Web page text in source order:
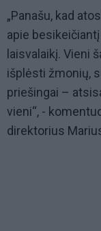
„Panašu, kad
apie
laisvalaikį. Vieni
išplėsti žmonių,
priešingai –
vieni“, -
direktorius